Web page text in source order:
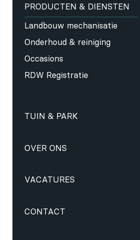
PRODUCTEN & DIENSTEN
Landbouw mechanisatie
Onderhoud & reiniging
Occasions
RDW Registratie
TUIN & PARK
OVER ONS
VACATURES
CONTACT